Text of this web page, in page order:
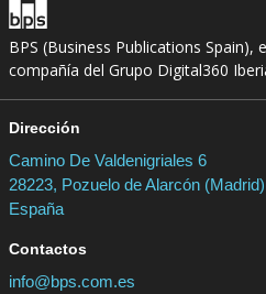
BPS (Business Publications Spain),
compañía del Grupo Digital360
Dirección
Camino De Valdenigriales 6
28223, Pozuelo de Alarcón (Madrid)
España
Contactos
info@bps.com.es